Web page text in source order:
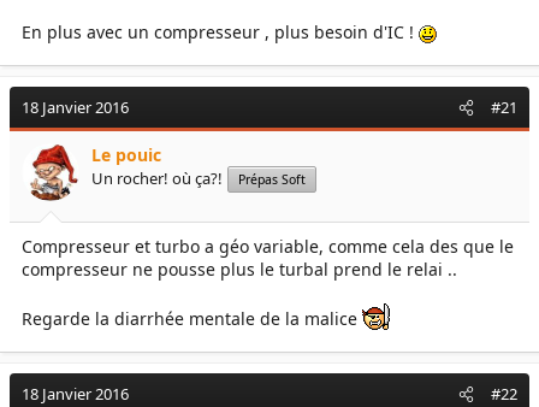
En plus avec un compresseur , plus besoin d'IC !
18 Janvier 2016 #21
Le pouic
Un rocher! où ça?! Prépas Soft
Compresseur et turbo a géo variable, comme cela des que le
compresseur ne pousse plus le turbal prend le relai ..
Regarde la diarrhée mentale de la malice
18 Janvier 2016 #22